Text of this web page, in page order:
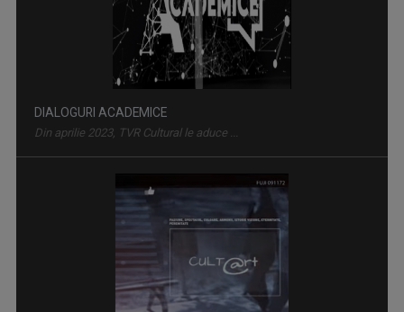
CULTART
Emisiunea „CULTart” le prezintă ...